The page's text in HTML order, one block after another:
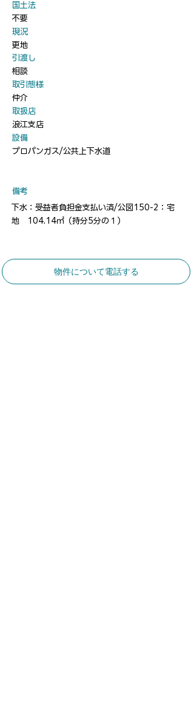
​国土法
不要
​現況
更地
​引渡し
相談
​取引態様
仲介
​取扱店
浪江支店
​設備
プロパンガス/公共上下水道
​備考
下水：受益者負担金支払い済/公図150-2：宅
地 104.14㎡（持分5分の１）
物件について電話する